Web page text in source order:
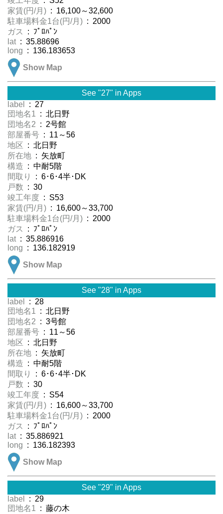
家賃(円/月) : 16,100～32,600
駐車場料金1台(円/月) : 2000
ガス
: ﾌﾟﾛﾊﾟﾝ
lat : 35.88696
long : 136.183653
Show Map
See "27" in Apps
label
: 27
団地名1 : 北日野
団地名2 : 2号館
部屋番号 : 11～56
地区 : 北日野
所在地 : 矢放町
構造 : 中耐5階
間取り
: 6･6･4半･DK
戸数 : 30
竣工年度 : S53
家賃(円/月) : 16,600～33,700
駐車場料金1台(円/月) : 2000
ガス
: ﾌﾟﾛﾊﾟﾝ
lat : 35.886916
long : 136.182919
Show Map
See "28" in Apps
label
: 28
団地名1 : 北日野
団地名2 : 3号館
部屋番号 : 11～56
地区 : 北日野
所在地 : 矢放町
構造 : 中耐5階
間取り
: 6･6･4半･DK
戸数 : 30
竣工年度 : S54
家賃(円/月) : 16,600～33,700
駐車場料金1台(円/月) : 2000
ガス
: ﾌﾟﾛﾊﾟﾝ
lat : 35.886921
long : 136.182393
Show Map
See "29" in Apps
label
: 29
団地名1 : 藤の木